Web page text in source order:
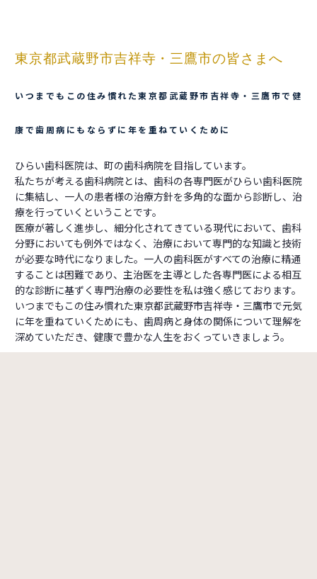
東京都武蔵野市吉祥寺・三鷹市の皆さまへ
いつまでもこの住み慣れた東京都武蔵野市吉祥寺・三鷹市で健
康で歯周病にもならずに年を重ねていくために
ひらい歯科医院は、町の歯科病院を目指しています。
私たちが考える歯科病院とは、歯科の各専門医がひらい歯科医院
に集結し、一人の患者様の治療方針を多角的な面から診断し、治
療を行っていくということです。
医療が著しく進歩し、細分化されてきている現代において、歯科
分野においても例外ではなく、治療において専門的な知識と技術
が必要な時代になりました。一人の歯科医がすべての治療に精通
することは困難であり、主治医を主導とした各専門医による相互
的な診断に基ずく専門治療の必要性を私は強く感じております。
いつまでもこの住み慣れた東京都武蔵野市吉祥寺・三鷹市で元気
に年を重ねていくためにも、歯周病と身体の関係について理解を
深めていただき、健康で豊かな人生をおくっていきましょう。